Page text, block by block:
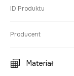
ID Produktu
Producent
Materiał